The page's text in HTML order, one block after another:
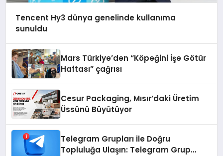
Tencent Hy3 dünya genelinde kullanıma
sunuldu
Mars Türkiye’den “Köpeğini İşe Götür
Haftası” çağrısı
Cesur Packaging, Mısır’daki Üretim
Üssünü Büyütüyor
Telegram Grupları ile Doğru
Topluluğa Ulaşın: Telegram Grup